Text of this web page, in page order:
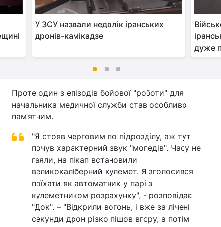
У ЗСУ назвали недолік іранських
дронів-камікадзе
дуже
Проте один з епізодів бойової "роботи" для
начальника медичної служби став особливо
пам‘ятним.
"Я стояв черговим по підрозділу, аж тут
почув характерний звук "мопедів". Часу не
гаяли, на пікап встановили
великокаліберний кулемет. Я зголосився
поїхати як автоматник у парі з
кулеметником розрахунку", - розповідає
"Док". – "Відкрили вогонь, і вже за лічені
секунди дрон різко пішов вгору, а потім